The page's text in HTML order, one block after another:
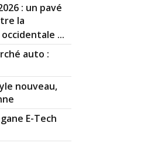
: un pavé
la
...
auto :
nouveau,
E-Tech